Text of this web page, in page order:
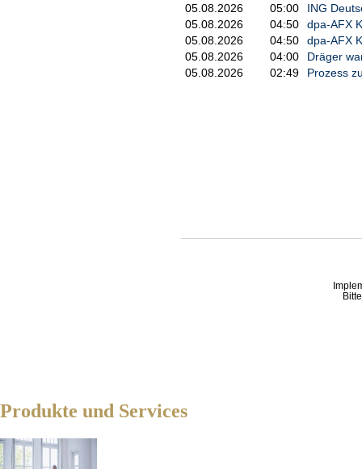
05.08.2026
05:00
ING
05.08.2026
04:50
dpa-AFX
05.08.2026
04:50
dpa-AFX
05.08.2026
04:00
Dräger
05.08.2026
02:49 Prozess
Produkte und Services